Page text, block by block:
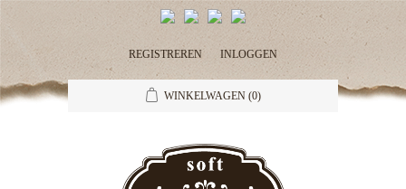
REGISTREREN INLOGGEN
WINKELWAGEN (0)